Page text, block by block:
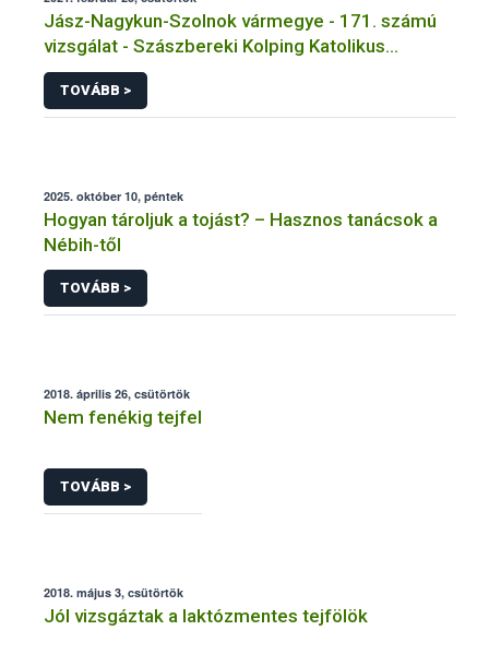
Jász-Nagykun-Szolnok vármegye - 171. számú
vizsgálat - Szászbereki Kolping Katolikus
TOVÁBB >
2025. október 10, péntek
Hogyan tároljuk a tojást? – Hasznos tanácsok a
Nébih-től
TOVÁBB >
2018. április 26, csütörtök
Nem fenékig tejfel
TOVÁBB >
2018. május 3, csütörtök
Jól vizsgáztak a laktózmentes tejfölök